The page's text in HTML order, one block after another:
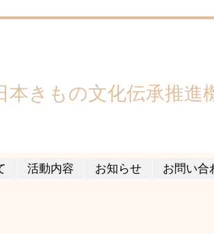
本きもの文化伝承推進
活動内容 お知らせ お問い合